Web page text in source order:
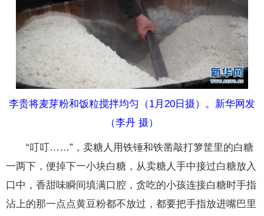
李贵将麦芽粉和饭粒搅拌均匀（1月20日摄）。新华网发
（李丹 摄）
“叮叮……”，卖糖人用铁锤和铁凿敲打箩筐里的白糖
一两下，便掉下一小块白糖，从卖糖人手中接过白糖放入
口中，香甜味瞬间填满口腔，贪吃的小孩连接白糖时手指
沾上的那一点点黄豆粉都不放过，都要把手指放进嘴巴里